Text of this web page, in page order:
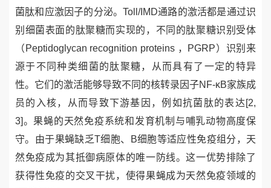
菌肽和应激因子的分泌。Toll/IMD通路的激活都是通过识
别细菌表面的肽聚糖而实现的，不同的肽聚糖识别受体
（ Peptidoglycan recognition proteins ， PGRP） 识别来
源于不同种类细菌的肽聚糖，从而具有了一定的特异
性。它们的激活能够导致不同的核转录因子NF-κB家族成
员的入核，从而导致下游基因，例如抗菌肽的表达 [2,
3]。果蝇的天然免疫系统和发育机制与哺乳动物高度保
守。由于果蝇缺乏T细胞、 B细胞等适应性免疫组分，天
然免疫成为其抵御病原体的唯一防线。这一优势排除了
获得性免疫的交叉干扰，使得果蝇成为天然免疫领域的